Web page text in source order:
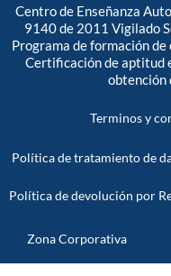
Centro de Enseñanza
9140 de 2011 Vigilado
Programa de formación
Certificación de aptitud
obtención
Terminos y
Política de tratamiento de
Política de devolución por
Zona Corporativa